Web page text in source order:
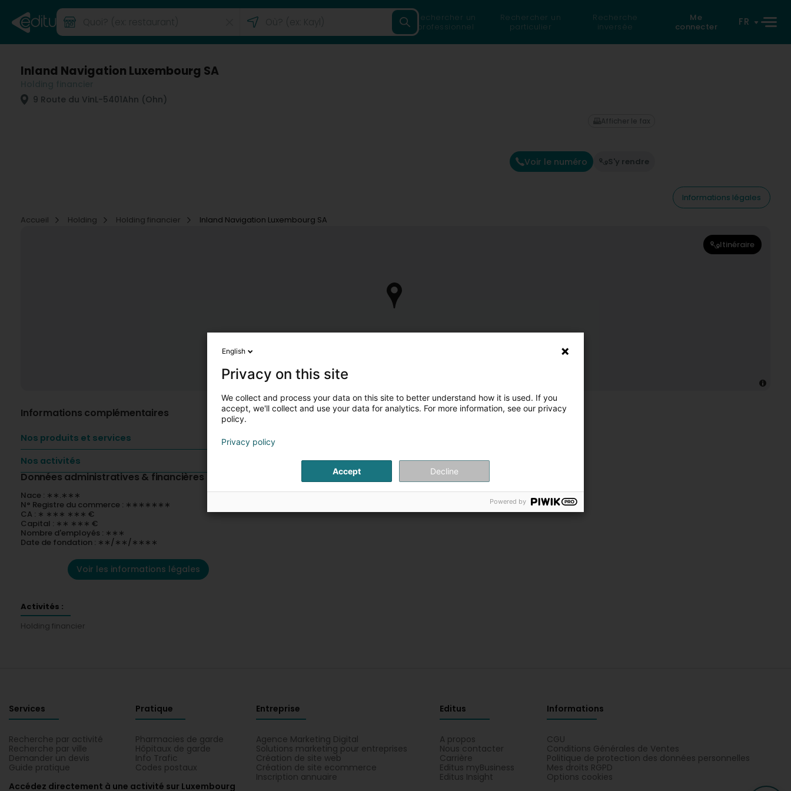
Rechercher un
professionnel
Rechercher un
particulier
Recherche
inversée
Me
connecter
FR
Inland Navigation Luxembourg SA
9 Route du VinL-5401Ahn (Ohn)
Voir le numéro S'y rendre
Afficher le fax
Informations légales
Accueil
Holding Holding financier Inland Navigation Luxembourg SA
Itinéraire
Informations complémentaires
Nos produits et services
Nos activités
Données administratives & financières
Nace : ∗∗.∗∗∗
N° Registre du commerce : ∗∗∗∗∗∗∗
CA : ∗ ∗∗∗ ∗∗∗ €
Capital : ∗∗ ∗∗∗ €
Nombre d'employés : ∗∗∗
Date de fondation : ∗∗/∗∗/∗∗∗∗
Voir les informations légales
Activités :
Holding financier
Services
Recherche par activité
Recherche par ville
Demander un devis
Guide pratique
Pratique
Pharmacies de garde
Hôpitaux de garde
Info Trafic
Codes postaux
Entreprise
Agence Marketing Digital
Solutions marketing pour entreprises
Création de site web
Création de site ecommerce
Inscription annuaire
Editus
A propos
Nous contacter
Carrière
Editus myBusiness
Editus Insight
Informations
CGU
Conditions Générales de Ventes
Politique de protection des données personnelles
Mes droits RGPD
Options cookies
Accédez directement à une activité sur Luxembourg
English
Privacy on this site
We collect and process your data on this site to better understand how it is used. If you
accept, we'll collect and use your data for analytics. For more information, see our privacy
policy.
Privacy policy
Accept Decline
Powered by